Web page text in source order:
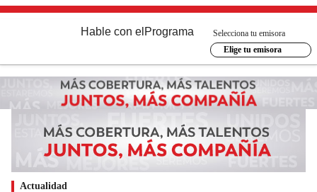
Hable con el Programa
Selecciona tu emisora
Elige tu emisora
Actualidad